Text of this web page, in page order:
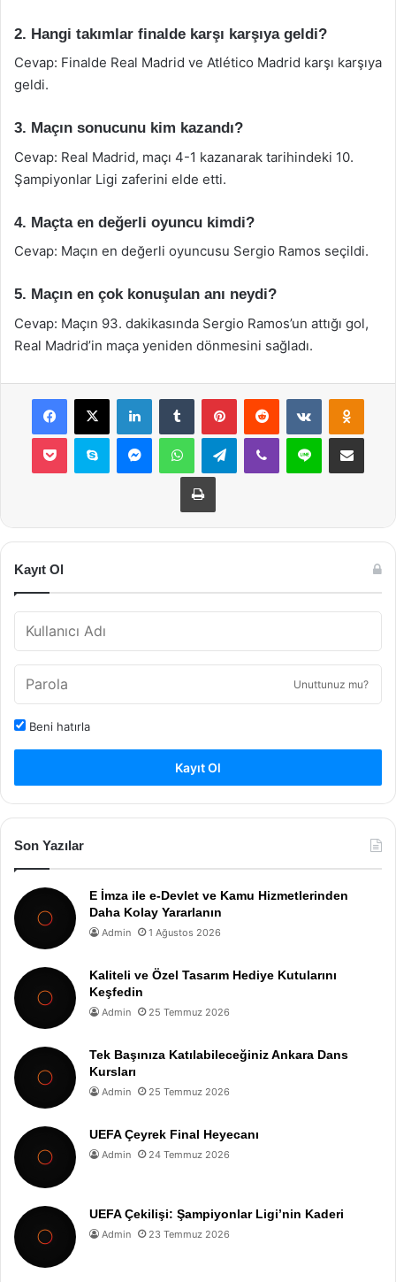
2. Hangi takımlar finalde karşı karşıya geldi?
Cevap: Finalde Real Madrid ve Atlético Madrid karşı karşıya
geldi.
3. Maçın sonucunu kim kazandı?
Cevap: Real Madrid, maçı 4-1 kazanarak tarihindeki 10.
Şampiyonlar Ligi zaferini elde etti.
4. Maçta en değerli oyuncu kimdi?
Cevap: Maçın en değerli oyuncusu Sergio Ramos seçildi.
5. Maçın en çok konuşulan anı neydi?
Cevap: Maçın 93. dakikasında Sergio Ramos’un attığı gol,
Real Madrid’in maça yeniden dönmesini sağladı.
Facebook
X LinkedInTumblr PinterestReddit VKontakte
Pocket Skype MessengerWhatsAppTelegramViber Line E-Posta ile
Yazdır
Kayıt Ol
Unuttunuz mu?
Beni hatırla
Kayıt Ol
Son Yazılar
E İmza ile e-Devlet ve Kamu Hizmetlerinden
Daha Kolay Yararlanın
Admin 1 Ağustos 2026
Kaliteli ve Özel Tasarım Hediye Kutularını
Keşfedin
Admin 25 Temmuz 2026
Tek Başınıza Katılabileceğiniz Ankara Dans
Kursları
Admin 25 Temmuz 2026
UEFA Çeyrek Final Heyecanı
Admin 24 Temmuz 2026
UEFA Çekilişi: Şampiyonlar Ligi’nin Kaderi
Admin 23 Temmuz 2026